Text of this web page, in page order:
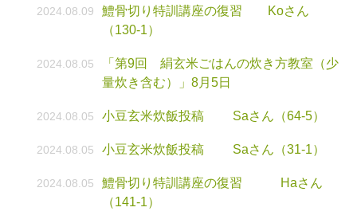
2024.08.09
鱧骨切り特訓講座の復習 Koさん
（130-1）
2024.08.05
「第9回 絹玄米ごはんの炊き方教室（少
量炊き含む）」8月5日
2024.08.05 小豆玄米炊飯投稿 Saさん（64-5）
2024.08.05 小豆玄米炊飯投稿 Saさん（31-1）
2024.08.05
鱧骨切り特訓講座の復習 Haさん
（141-1）